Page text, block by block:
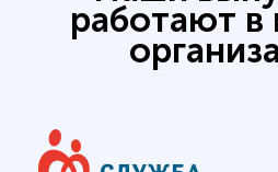
работают в